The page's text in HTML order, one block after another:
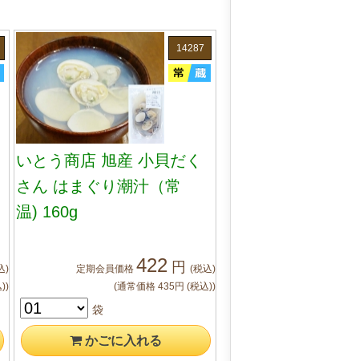
)
))
14287
いとう商店 旭産 小貝だく
さん はまぐり潮汁（常
温) 160g
定期会員価格 422 円(税込)
(通常価格435 円(税込))
袋
かごに入れる